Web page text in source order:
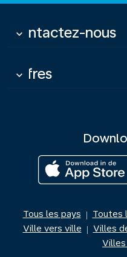
Contactez-nous
keyboard_arrow_down
Offres
keyboard_arrow_down
Tous les pays | Toutes
Ville vers ville | Villes